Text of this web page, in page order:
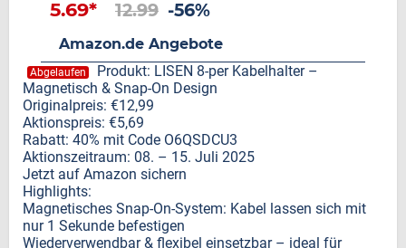
5.69* 12.99 -56%
Amazon.de Angebote
Abgelaufen
Produkt: LISEN 8-per Kabelhalter –
Magnetisch & Snap-On Design
Originalpreis: €12,99
Aktionspreis: €5,69
Rabatt: 40% mit Code O6QSDCU3
Aktionszeitraum: 08. – 15. Juli 2025
Jetzt auf Amazon sichern
Highlights:
Magnetisches Snap-On-System: Kabel lassen sich mit
nur 1 Sekunde befestigen
Wiederverwendbar & flexibel einsetzbar – ideal für